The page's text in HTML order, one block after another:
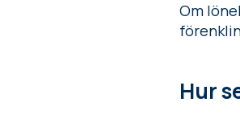
Om
Hur